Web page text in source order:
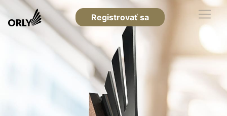
Registrovať sa